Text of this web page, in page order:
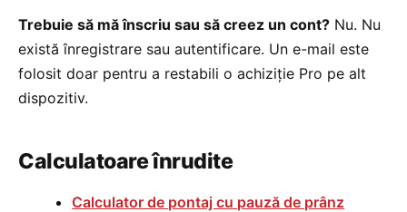
Trebuie să mă înscriu sau să creez un cont? Nu. Nu
există înregistrare sau autentificare. Un e-mail este
folosit doar pentru a restabili o achiziție Pro pe alt
dispozitiv.
Calculatoare înrudite
Calculator de pontaj cu pauză de prânz